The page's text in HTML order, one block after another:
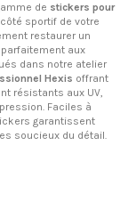
de stickers pour
sportif de votre
restaurer un
aux
dans notre atelier
Hexis offrant
résistants aux UV,
Faciles à
garantissent
soucieux du détail.